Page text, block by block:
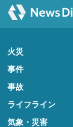
火災
事件
事故
ライフライン
気象・災害